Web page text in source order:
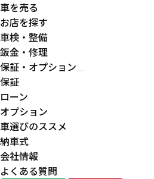
車を売る
お店を探す
車検・整備
鈑金・修理
保証・オプション
保証
ローン
オプション
車選びのススメ
納車式
会社情報
よくある質問